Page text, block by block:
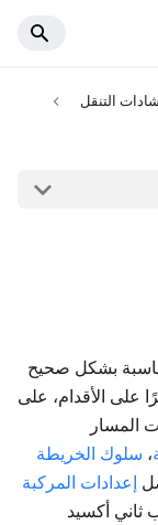
التنقل
بشكل صحيح
على الأقدام، على
المسار
، سلوك الخريطة
إعدادات المركبة
ثاني أكسيد